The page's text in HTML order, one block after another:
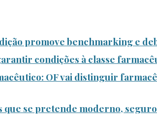
promove benchmarking e
condições à classe
OF vai distinguir
que se pretende moderno,